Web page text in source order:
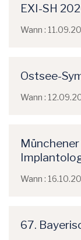
EXI-SH
Wann :
Ostsee-
Wann :
Wann :
67.